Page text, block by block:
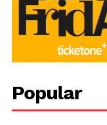
Popular